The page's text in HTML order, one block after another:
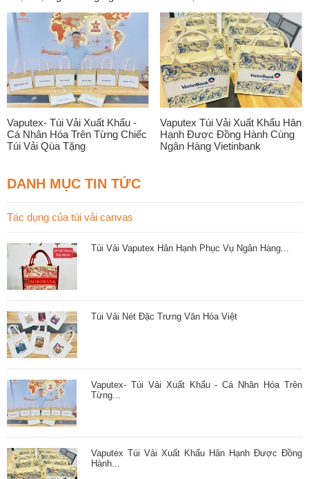
Vaputex- Túi Vải Xuất Khẩu -
Cá Nhân Hóa Trên Từng Chiếc
Túi Vải Qùa Tặng
Vaputex Túi Vải Xuất Khẩu Hân
Hạnh Được Đồng Hành Cùng
Ngân Hàng Vietinbank
DANH MỤC TIN TỨC
Tác dụng của túi vải canvas
Túi Vải Vaputex Hân Hạnh Phục Vụ Ngân Hàng...
Túi Vải Nét Đặc Trưng Văn Hóa Việt
Vaputex- Túi Vải Xuất Khẩu - Cá Nhân Hóa Trên
Từng...
Vaputex Túi Vải Xuất Khẩu Hân Hạnh Được Đồng
Hành...